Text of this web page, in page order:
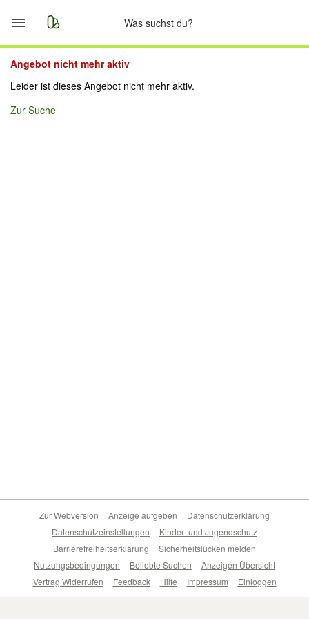
Start
Angebot nicht mehr aktiv
Leider ist dieses Angebot nicht mehr aktiv.
Zur Suche
Zur Webversion Anzeige aufgeben
Datenschutzerklärung
Datenschutzeinstellungen
Kinder- und Jugendschutz
Barrierefreiheitserklärung
Sicherheitslücken melden
Nutzungsbedingungen
Beliebte Suchen
Anzeigen Übersicht
Vertrag Widerrufen
Feedback Hilfe Impressum Einloggen